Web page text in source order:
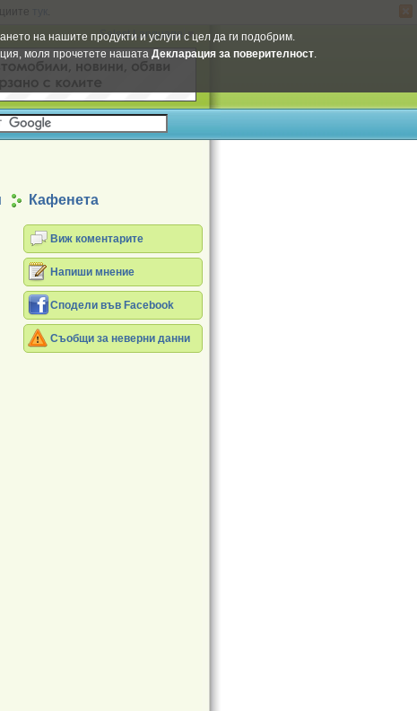
на нашите продукти и услуги с цел да ги подобрим.
моля прочетете нашатаДекларация за поверителност.
Select Language ▼
Кафенета
Виж коментарите
Напиши мнение
Сподели във Facebook
Съобщи за неверни данни